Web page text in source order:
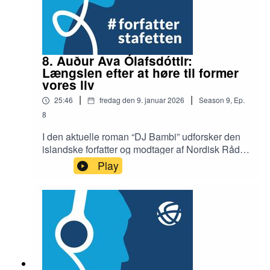
8. Auður Ava Ólafsdóttir:
Længslen efter at høre til former
vores liv
25:46 | fredag den 9. januar 2026 | Season 9, Ep.
8
I den aktuelle roman “DJ Bambi” udforsker den
islandske forfatter og modtager af Nordisk Råds
Litteraturpris Auður Ava Ólafsdóttir, hvordan det
kan opleves at blive skubbet ud af sin familie,
fordi man ikke føler, man er født i den rigtige krop.
Romanen følger Bambi, en 61-årig transkønnet
kvinde og tidligere DJ, som alt for langsomt
bevæger sig op ad ventelisten til den operation,
der kan give hende den krop, hun har længtes
efter altid. Imens drømmer hun om at få lov til at
være bedstemor for sit barnebarn og se mere til
Play